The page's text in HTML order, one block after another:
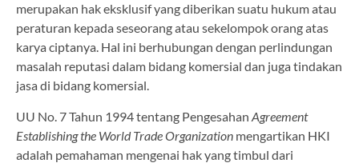
merupakan hak eksklusif yang diberikan suatu hukum atau
peraturan kepada seseorang atau sekelompok orang atas
karya ciptanya. Hal ini berhubungan dengan perlindungan
masalah reputasi dalam bidang komersial dan juga tindakan
jasa di bidang komersial.
UU No. 7 Tahun 1994 tentang Pengesahan Agreement
Establishing the World Trade Organization mengartikan HKI
adalah pemahaman mengenai hak yang timbul dari